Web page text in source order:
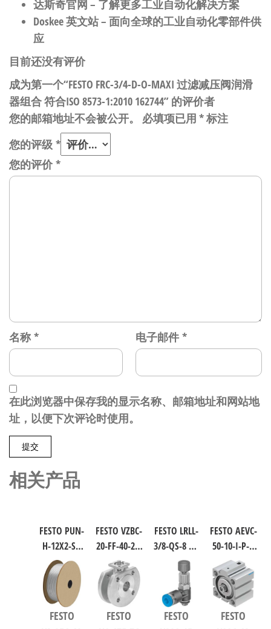
达斯奇官网 – 了解更多工业自动化解决方案
Doskee 英文站– 面向全球的工业自动化零部件供
应
目前还没有评价
成为第一个“FESTO FRC-3/4-D-O-MAXI 过滤减压阀润滑
器组合 符合ISO 8573-1:2010 162744” 的评价者
您的邮箱地址不会被公开。
必填项已用 *标注
您的评级 *
您的评价*
名称 * 电子邮件 *
在此浏览器中保存我的显示名称、邮箱地址和网站地
址，以便下次评论时使用。
相关产品
FESTO PUN-
H-12X2-SI-
200 聚氨酯
气动软管
符合ISO
8573-1:2010
558275
FESTO
FESTO VZBC-
20-FF-40-22-
F0304-V4V4T
电磁阀/控
制阀 规格
20，行程
40mm
FESTO
FESTO LRLL-
3/8-QS-8 气
源处理元
件 规格8
153505
FESTO
FESTO AEVC-
50-10-I-P-A
短行程气
缸 行程
10mm 缸径
50mm
VDMA 24562
FESTO